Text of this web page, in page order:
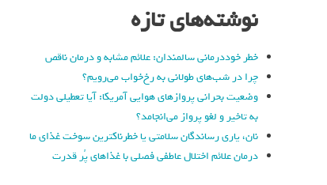
نوشته‌های تازه
خطر خوددرمانی سالمندان: علائم مشابه و درمان ناقص
چرا در شب‌های طولانی به رخ‌خواب می‌رویم؟
وضعیت بحرانی پروازهای هوایی آمریکا: آیا تعطیلی دولت
به تاخیر و لغو پرواز می‌انجامد؟
نان، یاری رساندگان سلامتی یا خطرناکترین سوخت غذای ما
درمان علائم اختلال عاطفی فصلی با غذاهای پُر قدرت